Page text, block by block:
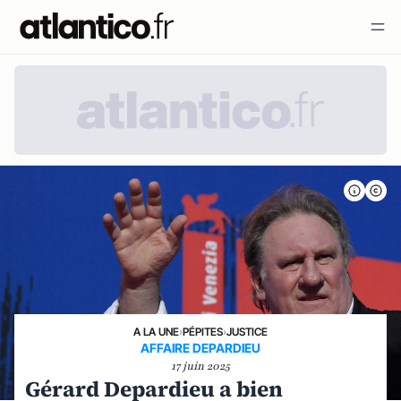
A LA UNE›PÉPITES›JUSTICE
AFFAIRE DEPARDIEU
17 juin 2025
Gérard Depardieu a bien